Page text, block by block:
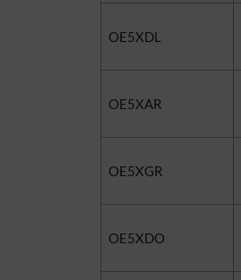
OE5XDL
OE5XAR
OE5XGR
OE5XDO